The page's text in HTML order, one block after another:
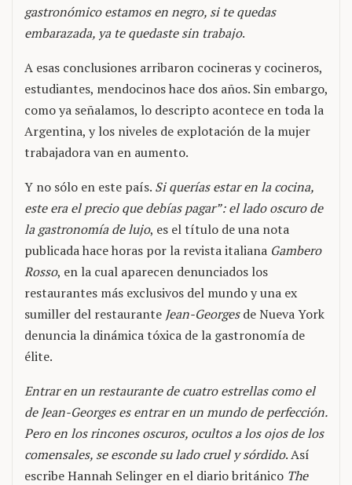
gastronómico estamos en negro, si te quedas
embarazada, ya te quedaste sin trabajo.
A esas conclusiones arribaron cocineras y cocineros,
estudiantes, mendocinos hace dos años. Sin embargo,
como ya señalamos, lo descripto acontece en toda la
Argentina, y los niveles de explotación de la mujer
trabajadora van en aumento.
Y no sólo en este país. Si querías estar en la cocina,
este era el precio que debías pagar”: el lado oscuro de
la gastronomía de lujo, es el título de una nota
publicada hace horas por la revista italiana Gambero
Rosso, en la cual aparecen denunciados los
restaurantes más exclusivos del mundo y una ex
sumiller del restaurante Jean-Georgesde Nueva York
denuncia la dinámica tóxica de la gastronomía de
élite.
Entrar en un restaurante de cuatro estrellas como el
de Jean-Georges es entrar en un mundo de perfección.
Pero en los rincones oscuros, ocultos a los ojos de los
comensales, se esconde su lado cruel y sórdido. Así
escribe Hannah Selinger en el diario británico The